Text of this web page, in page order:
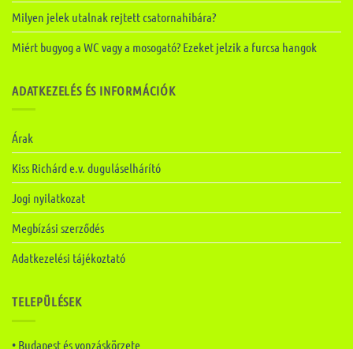
Milyen jelek utalnak rejtett csatornahibára?
Miért bugyog a WC vagy a mosogató? Ezeket jelzik a furcsa hangok
ADATKEZELÉS ÉS INFORMÁCIÓK
Árak
Kiss Richárd e.v. duguláselhárító
Jogi nyilatkozat
Megbízási szerződés
Adatkezelési tájékoztató
TELEPÜLÉSEK
• Budapest és vonzáskörzete